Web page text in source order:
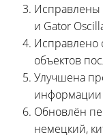
Исправлены
и Gator
Исправлено
объектов
Улучшена
информации
Обновлён
немецкий,